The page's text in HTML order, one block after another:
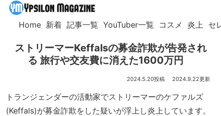
Home 新着 記事一覧 YouTuber一覧 コスメ 炎上 セ
ストリーマーKeffalsの募金詐欺が告発され
る 旅行や交友費に消えた1600万円
2024.5.20 2024.9.22
トランジェンダーの活動家でストリーマーのケファルズ
(Keffals)が募金詐欺をした疑いが浮上し炎上しています。